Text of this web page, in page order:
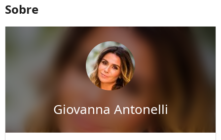
Sobre
Giovanna Antonelli